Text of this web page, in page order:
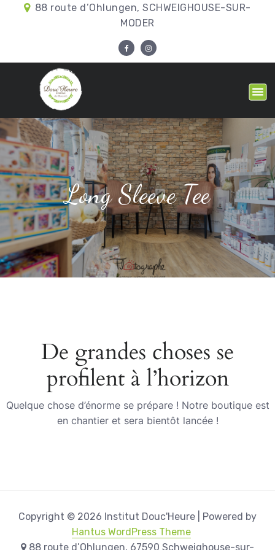
88 route d’Ohlungen, SCHWEIGHOUSE-SUR-
MODER
Long Sleeve Tee
De grandes choses se
profilent à l’horizon
Quelque chose d’énorme se prépare ! Notre boutique est
en chantier et sera bientôt lancée !
Copyright © 2026 Institut Douc'Heure | Powered by
Hantus WordPress Theme
88 route d’Ohlungen, 67590 Schweighouse-sur-